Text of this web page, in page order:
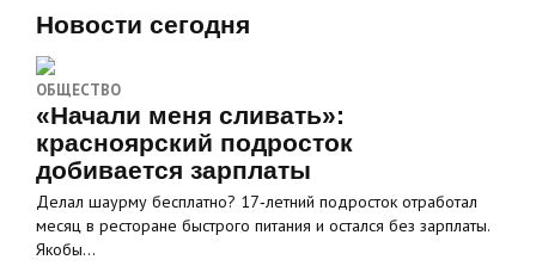
Новости сегодня
ОБЩЕСТВО
«Начали меня сливать»:
красноярский подросток
добивается зарплаты
Делал шаурму бесплатно? 17‑летний подросток отработал
месяц в ресторане быстрого питания и остался без зарплаты.
Якобы…